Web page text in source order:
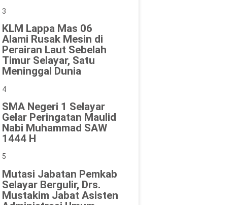
3
KLM Lappa Mas 06
Alami Rusak Mesin di
Perairan Laut Sebelah
Timur Selayar, Satu
Meninggal Dunia
4
SMA Negeri 1 Selayar
Gelar Peringatan Maulid
Nabi Muhammad SAW
1444 H
5
Mutasi Jabatan Pemkab
Selayar Bergulir, Drs.
Mustakim Jabat Asisten